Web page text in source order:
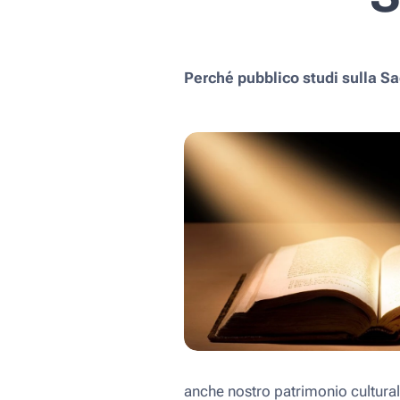
Perché pubblico studi sulla
anche nostro patrimonio